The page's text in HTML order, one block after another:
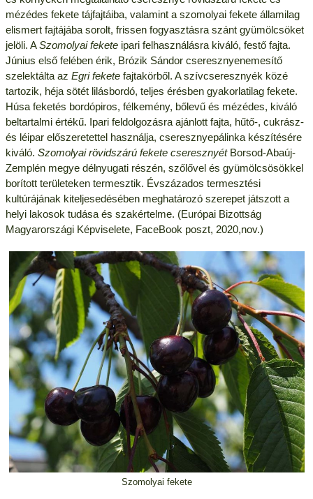
mézédes fekete tájfajtáiba, valamint a szomolyai fekete államilag
elismert fajtájába sorolt, frissen fogyasztásra szánt gyümölcsöket
jelöli. ASzomolyai feketeipari felhasználásra kiváló, festő fajta.
Június első felében érik, Brózik Sándor cseresznyenemesítő
szelektálta az Egri feketefajtakörből. A szívcseresznyék közé
tartozik, héja sötét lilásbordó, teljes érésben gyakorlatilag fekete.
Húsa feketés bordópiros, félkemény, bőlevű és mézédes, kiváló
beltartalmi értékű. Ipari feldolgozásra ajánlott fajta, hűtő-, cukrász-
és léipar előszeretettel használja, cseresznyepálinka készítésére
kiváló. Szomolyai rövidszárú fekete cseresznyétBorsod-Abaúj-
Zemplén megye délnyugati részén, szőlővel és gyümölcsösökkel
borított területeken termesztik. Évszázados termesztési
kultúrájának kiteljesedésében meghatározó szerepet játszott a
helyi lakosok tudása és szakértelme. (Európai Bizottság
Magyarországi Képviselete, FaceBook poszt, 2020,nov.)
Szomolyai fekete